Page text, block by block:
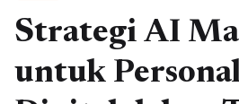
Strategi AI
untuk